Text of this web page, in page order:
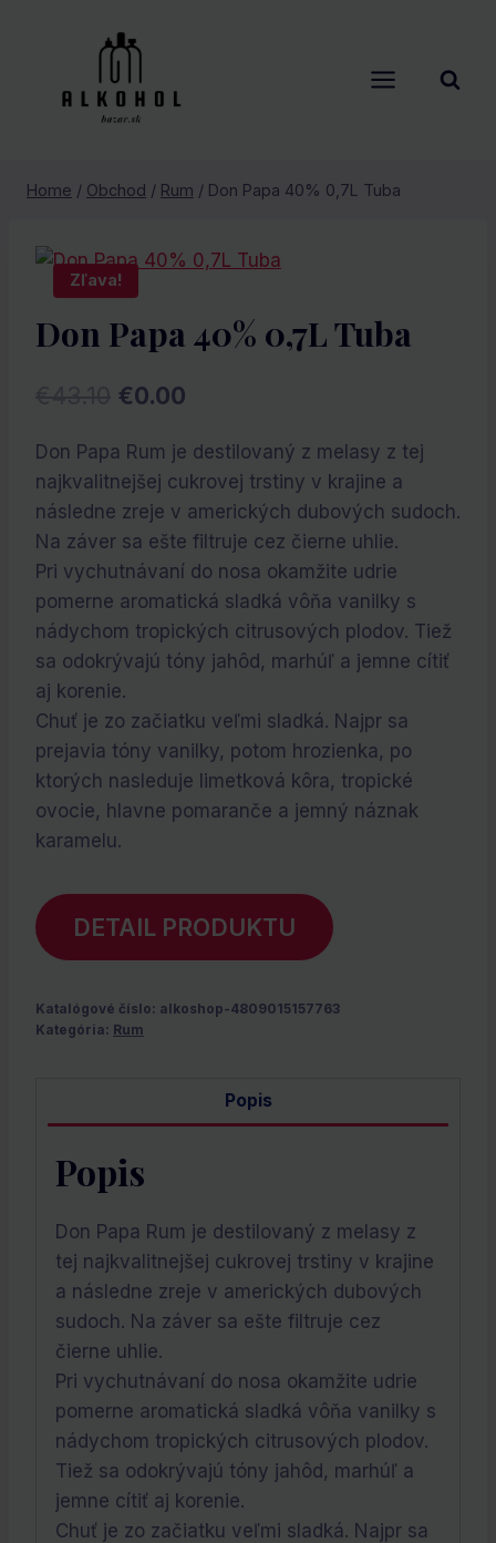
Home / Obchod / Rum / Don Papa 40% 0,7L Tuba
Zľava!
Don Papa 40% 0,7L Tuba
Pôvodná
bola:
€43.10.
€0.00
je:
€0.00.
Don Papa Rum je destilovaný z melasy z tej
najkvalitnejšej cukrovej trstiny v krajine a
následne zreje v amerických dubových sudoch.
Na záver sa ešte filtruje cez čierne uhlie.
Pri vychutnávaní do nosa okamžite udrie
pomerne aromatická sladká vôňa vanilky s
nádychom tropických citrusových plodov. Tiež
sa odokrývajú tóny jahôd, marhúľ a jemne cítiť
aj korenie.
Chuť je zo začiatku veľmi sladká. Najpr sa
prejavia tóny vanilky, potom hrozienka, po
ktorých nasleduje limetková kôra, tropické
ovocie, hlavne pomaranče a jemný náznak
karamelu.
DETAIL PRODUKTU
Katalógové číslo: alkoshop-4809015157763
Kategória: Rum
Popis
Popis
Don Papa Rum je destilovaný z melasy z
tej najkvalitnejšej cukrovej trstiny v krajine
a následne zreje v amerických dubových
sudoch. Na záver sa ešte filtruje cez
čierne uhlie.
Pri vychutnávaní do nosa okamžite udrie
pomerne aromatická sladká vôňa vanilky s
nádychom tropických citrusových plodov.
Tiež sa odokrývajú tóny jahôd, marhúľ a
jemne cítiť aj korenie.
Chuť je zo začiatku veľmi sladká. Najpr sa